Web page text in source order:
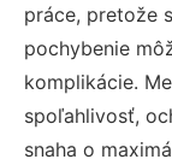
práce, pretože
pochybenie
komplikácie.
spoľahlivosť,
snaha o